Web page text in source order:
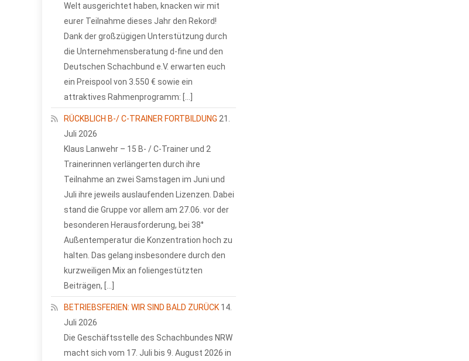
Welt ausgerichtet haben, knacken wir mit
eurer Teilnahme dieses Jahr den Rekord!
Dank der großzügigen Unterstützung durch
die Unternehmensberatung d-fine und den
Deutschen Schachbund e.V. erwarten euch
ein Preispool von 3.550 € sowie ein
attraktives Rahmenprogramm: […]
RÜCKBLICH B-/ C-TRAINER FORTBILDUNG 21.
Juli 2026
Klaus Lanwehr – 15 B- / C-Trainer und 2
Trainerinnen verlängerten durch ihre
Teilnahme an zwei Samstagen im Juni und
Juli ihre jeweils auslaufenden Lizenzen. Dabei
stand die Gruppe vor allem am 27.06. vor der
besonderen Herausforderung, bei 38°
Außentemperatur die Konzentration hoch zu
halten. Das gelang insbesondere durch den
kurzweiligen Mix an foliengestützten
Beiträgen, […]
BETRIEBSFERIEN: WIR SIND BALD ZURÜCK 14.
Juli 2026
Die Geschäftsstelle des Schachbundes NRW
macht sich vom 17. Juli bis 9. August 2026 in